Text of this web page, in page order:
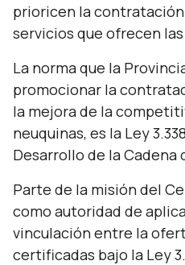
prioricen la
servicios que ofrecen
La norma que la
promocionar la
la mejora de la
neuquinas, es la Ley
Desarrollo de la Cadena
Parte de la misión del
como autoridad de
vinculación entre la
certificadas bajo la Ley